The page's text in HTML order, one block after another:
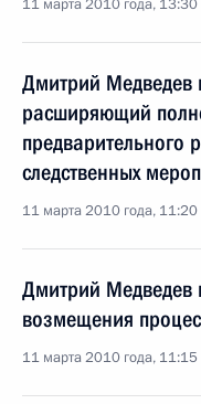
11 марта 2010 года, 13:30
Дмитрий Медведев
расширяющий
предварительного
следственных
11 марта 2010 года, 11:20
Дмитрий Медведев
возмещения
11 марта 2010 года, 11:15